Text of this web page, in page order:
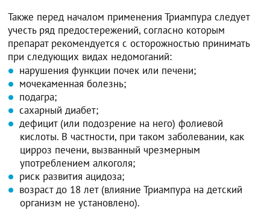
Также перед началом применения Триампура следует
учесть ряд предостережений, согласно которым
препарат рекомендуется с осторожностью принимать
при следующих видах недомоганий:
нарушения функции почек или печени;
мочекаменная болезнь;
подагра;
сахарный диабет;
дефицит (или подозрение на него) фолиевой
кислоты. В частности, при таком заболевании, как
цирроз печени, вызванный чрезмерным
употреблением алкоголя;
риск развития ацидоза;
возраст до 18 лет (влияние Триампура на детский
организм не установлено).